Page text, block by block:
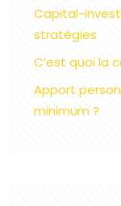
Capital-
stratégies
C’est quoi la
Apport
minimum ?